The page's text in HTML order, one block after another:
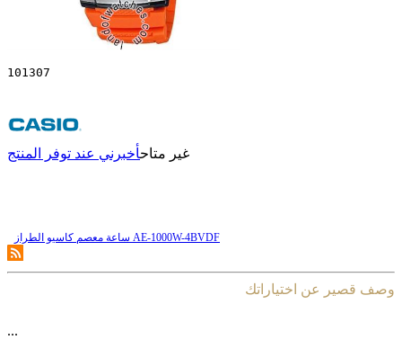
101307
غير متاحأخبرني عند توفر المنتج
ساعة معصم کاسیو الطراز AE-1000W-4BVDF
وصف قصير عن اختياراتك
...